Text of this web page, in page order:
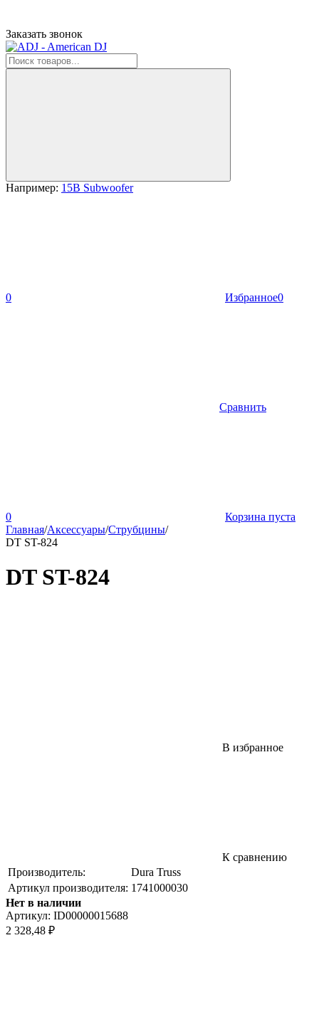
Заказать звонок
Например: 15B Subwoofer
0 Избранное0
Сравнить
0
Корзина пуста
Главная/Аксессуары/Струбцины/
DT ST-824
DT ST-824
В избранное
К сравнению
Производитель:
Dura Truss
Артикул производителя: 1741000030
Нет в наличии
Артикул: ID00000015688
2 328,48 ₽